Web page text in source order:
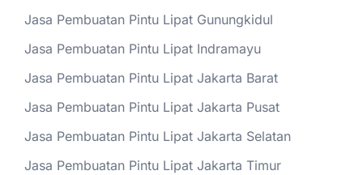
Jasa Pembuatan Pintu Lipat Gunungkidul
Jasa Pembuatan Pintu Lipat Indramayu
Jasa Pembuatan Pintu Lipat Jakarta Barat
Jasa Pembuatan Pintu Lipat Jakarta Pusat
Jasa Pembuatan Pintu Lipat Jakarta Selatan
Jasa Pembuatan Pintu Lipat Jakarta Timur